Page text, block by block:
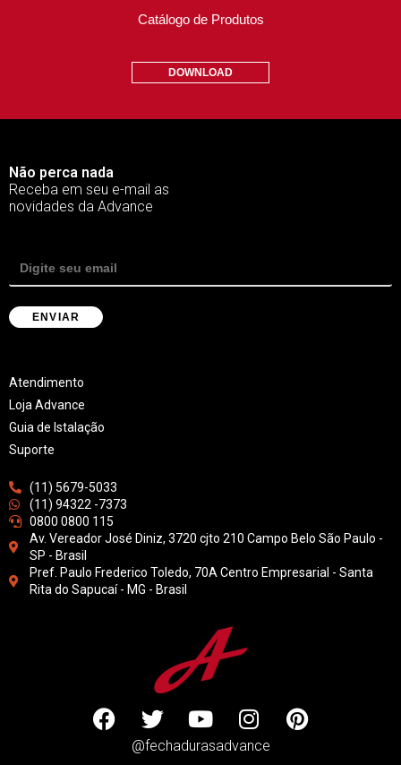
Catálogo de Produtos
DOWNLOAD
Não perca nada
Receba em seu e-mail as
novidades da Advance
Atendimento
Loja Advance
Guia de Istalação
Suporte
(11) 5679-5033
(11) 94322 -7373
0800 0800 115
Av. Vereador José Diniz, 3720 cjto 210 Campo Belo São Paulo -
SP - Brasil
Pref. Paulo Frederico Toledo, 70A Centro Empresarial - Santa
Rita do Sapucaí - MG - Brasil
@fechadurasadvance